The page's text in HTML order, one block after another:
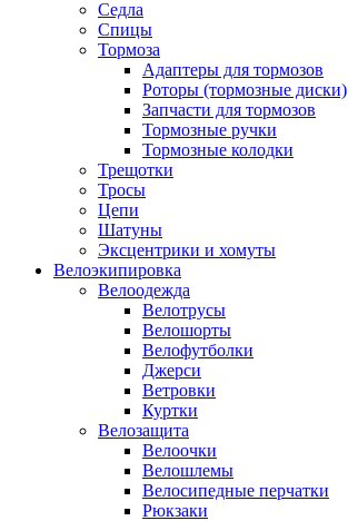
Седла
Спицы
Тормоза
Адаптеры для тормозов
Роторы (тормозные диски)
Запчасти для тормозов
Тормозные ручки
Тормозные колодки
Трещотки
Тросы
Цепи
Шатуны
Эксцентрики и хомуты
Велоэкипировка
Велоодежда
Велотрусы
Велошорты
Велофутболки
Джерси
Ветровки
Куртки
Велозащита
Велоочки
Велошлемы
Велосипедные перчатки
Рюкзаки